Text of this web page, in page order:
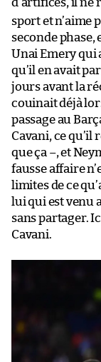
sport et n’aime
seconde phase,
Unai Emery qui
qu’il en avait
jours avant la
couinait déjà
passage au
Cavani, ce qu’il
que ça –, et
fausse affaire
limites de ce
lui qui est venu
sans partager.
Cavani.